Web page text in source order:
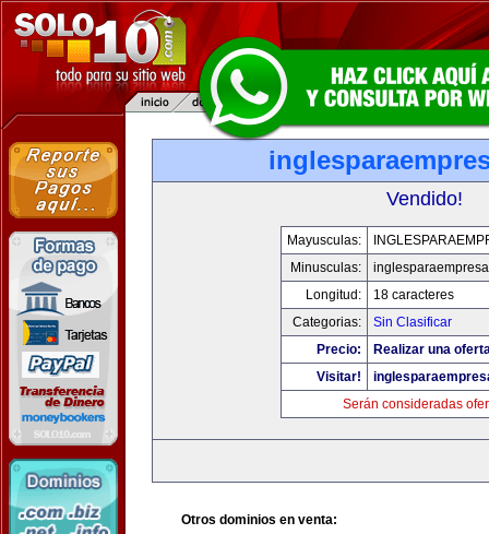
Vendido!
Mayusculas:
Minusculas:
Longitud:
18 caracteres
Categorias:
Sin Clasificar
Precio:
Realizar una
Visitar!
Serán consideradas
Otros dominios en venta: